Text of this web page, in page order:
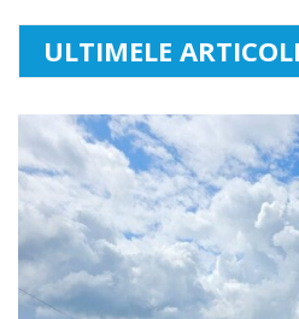
ULTIMELE